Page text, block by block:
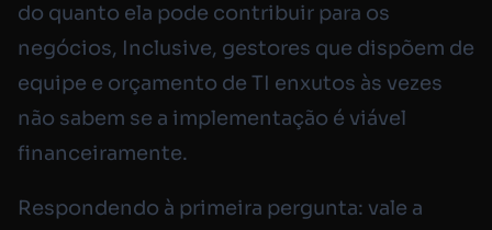
do quanto ela pode contribuir para os
negócios, Inclusive, gestores que dispõem de
equipe e orçamento de TI enxutos às vezes
não sabem se a implementação é viável
financeiramente.
Respondendo à primeira pergunta: vale a